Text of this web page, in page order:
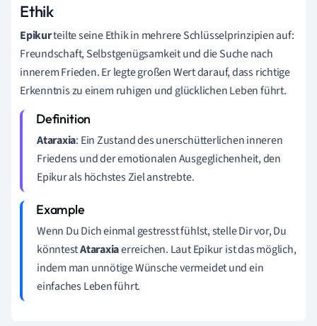
Ethik
Epikurteilte seine Ethik in mehrere Schlüsselprinzipien auf:
Freundschaft, Selbstgenügsamkeit und die Suche nach
innerem Frieden. Er legte großen Wert darauf, dass richtige
Erkenntnis zu einem ruhigen und glücklichen Leben führt.
Ataraxia: Ein Zustand des unerschütterlichen inneren
Friedens und der emotionalen Ausgeglichenheit, den
Epikur als höchstes Ziel anstrebte.
Wenn Du Dich einmal gestresst fühlst, stelle Dir vor, Du
könntestAtaraxiaerreichen. Laut Epikur ist das möglich,
indem man unnötige Wünsche vermeidet und ein
einfaches Leben führt.